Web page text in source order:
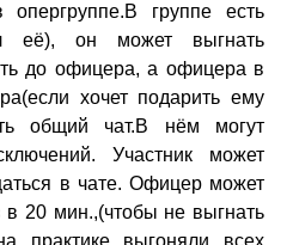
группе есть
её), он может выгнать
до офицера, а офицера в
хочет подарить ему
общий чат.В нём могут
Участник может
в чате. Офицер может
в 20 мин.,(чтобы не выгнать
практике выгоняли всех